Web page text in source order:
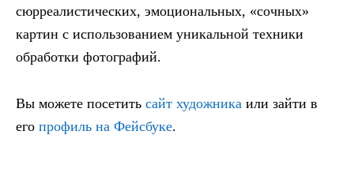
сюрреалистических, эмоциональных, «сочных»
картин с использованием уникальной техники
обработки фотографий.
Вы можете посетить сайт художника или зайти в
его профиль на Фейсбуке.